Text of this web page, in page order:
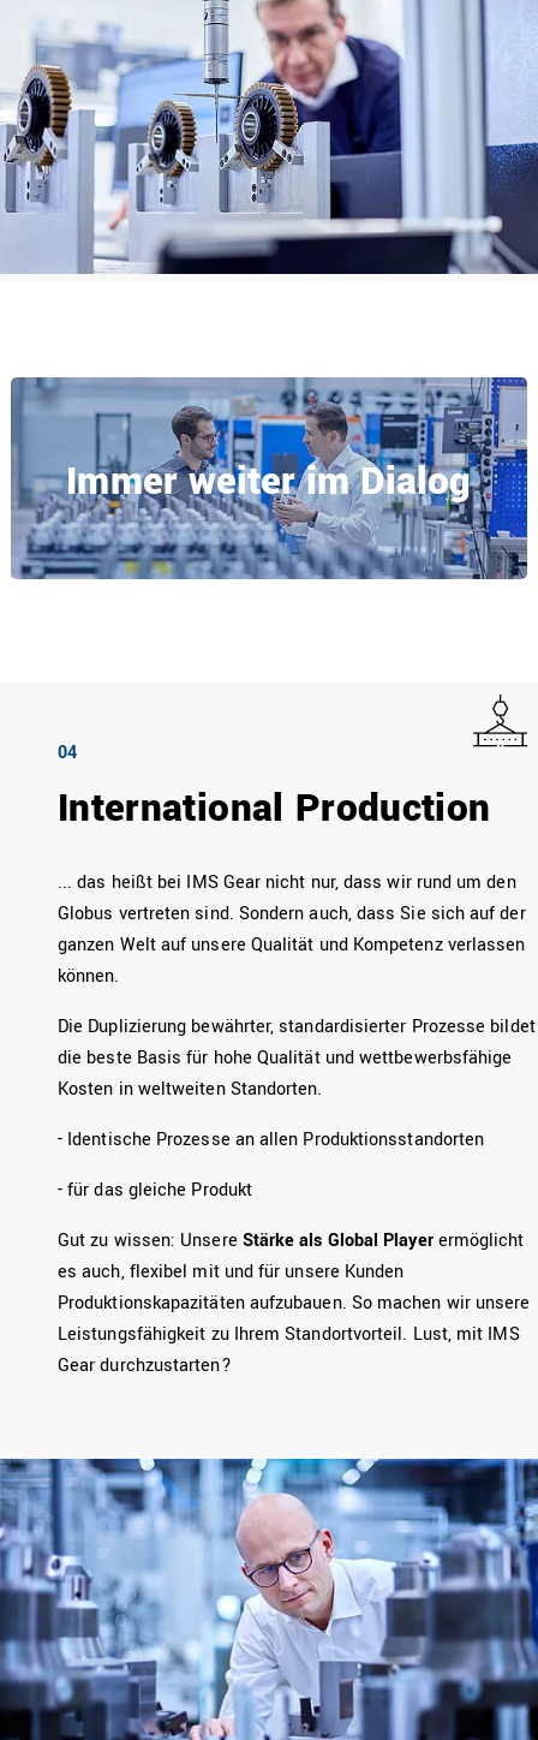
Immer weiter im Dialog
04
International Production
... das heißt bei IMS Gear nicht nur, dass wir rund um den
Globus vertreten sind. Sondern auch, dass Sie sich auf der
ganzen Welt auf unsere Qualität und Kompetenz verlassen
können.
Die Duplizierung bewährter, standardisierter Prozesse bildet
die beste Basis für hohe Qualität und wettbewerbsfähige
Kosten in weltweiten Standorten.
- Identische Prozesse an allen Produktionsstandorten
- für das gleiche Produkt
Gut zu wissen: Unsere Stärke als Global Playerermöglicht
es auch, flexibel mit und für unsere Kunden
Produktionskapazitäten aufzubauen. So machen wir unsere
Leistungsfähigkeit zu Ihrem Standortvorteil. Lust, mit IMS
Gear durchzustarten?